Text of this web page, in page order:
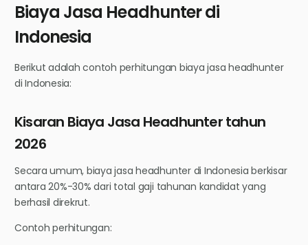
Biaya Jasa Headhunter di
Indonesia
Berikut adalah contoh perhitungan biaya jasa headhunter
di Indonesia:
Kisaran Biaya Jasa Headhunter tahun
2026
Secara umum, biaya jasa headhunter di Indonesia berkisar
antara 20%-30% dari total gaji tahunan kandidat yang
berhasil direkrut.
Contoh perhitungan: